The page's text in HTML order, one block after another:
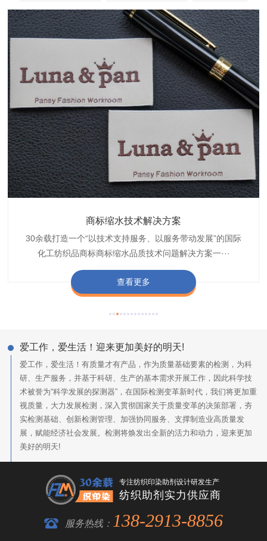
商标缩水技术解决方案
30余载打造一个“以技术支持服务、以服务带动发展”的国际
化工纺织品商标商标缩水品质技术问题解决方案一···
查看更多
织带商标防水技术解决方案
博准公司专注于织带商标防水技术解决方案30余载,励志于
纺织品商标企业打造含油量超标品质技术问题解决方···
查看更多
服装颜色不匀技术解决方案
博准是一家专注30余载设计研发织唛印唛商标、织带服装颜
色不匀品质技术问题解决方案一站式服务提供商,技···
查看更多
纺织品阻燃母粒
博准致力于成为纺织品商标阻燃母粒剂,TF-W760,TF-W760
阻燃母粒剂加工定制服务实力提供商,···
查看更多
爱工作，爱生活！迎来更加美好的明天!
爱工作，爱生活！有质量才有产品，作为质量基础要素的检测，为科
研、生产服务，并基于科研、生产的基本需求开展工作，因此科学技
术被誉为“科学发展的探测器”，在国际检测变革新时代，我们将更加重
视质量，大力发展检测，深入贯彻国家关于质量变革的决策部署，夯
实检测基础、创新检测管理、加强协同服务、支撑制造业高质量发
展，赋能经济社会发展。检测将焕发出全新的活力和动力，迎来更加
美好的明天!
专注纺织印染助剂设计研发生产
纺织助剂实力供应商
服务热线： 138-2913-8856